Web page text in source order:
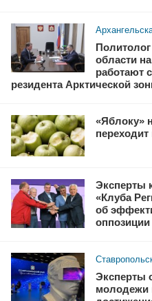
области
работают
резидента Арктической
«Яблоку»
переходит
Эксперты
«Клуба
об
Эксперты
молодежи